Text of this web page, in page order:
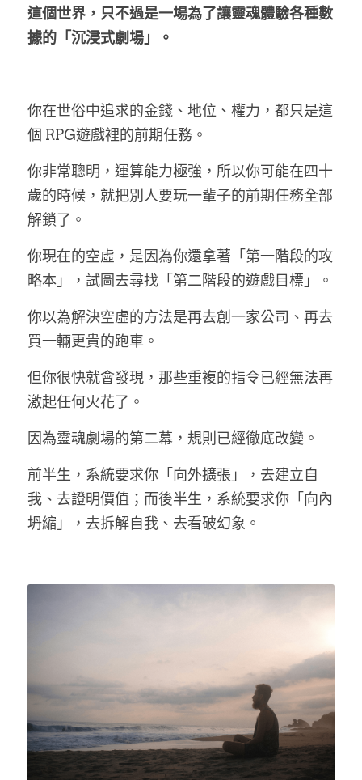
這個世界，只不過是一場為了讓靈魂體驗各種數
據的「沉浸式劇場」。
你在世俗中追求的金錢、地位、權力，都只是這
個 RPG遊戲裡的前期任務。
你非常聰明，運算能力極強，所以你可能在四十
歲的時候，就把別人要玩一輩子的前期任務全部
解鎖了。
你現在的空虛，是因為你還拿著「第一階段的攻
略本」，試圖去尋找「第二階段的遊戲目標」。
你以為解決空虛的方法是再去創一家公司、再去
買一輛更貴的跑車。
但你很快就會發現，那些重複的指令已經無法再
激起任何火花了。
因為靈魂劇場的第二幕，規則已經徹底改變。
前半生，系統要求你「向外擴張」，去建立自
我、去證明價值；而後半生，系統要求你「向內
坍縮」，去拆解自我、去看破幻象。